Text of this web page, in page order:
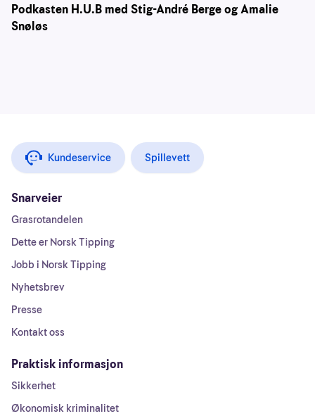
Podkasten H.U.B med Stig-André Berge og Amalie
Snøløs
Kundeservice Spillevett
Snarveier
Grasrotandelen
Dette er Norsk Tipping
Jobb i Norsk Tipping
Nyhetsbrev
Presse
Kontakt oss
Praktisk informasjon
Sikkerhet
Økonomisk kriminalitet